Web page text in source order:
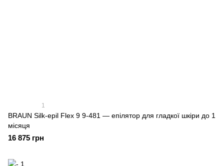
1
BRAUN Silk-epil Flex 9 9-481 — епілятор для гладкої шкіри до 1
місяця
16 875 грн